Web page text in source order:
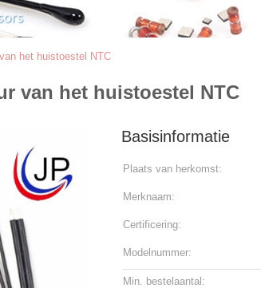
het huistoestel NTC
van het huistoestel NTC
Basisinformatie
Plaats van herkomst:
Merknaam:
Certificering:
Modelnummer:
Min. bestelaantal: